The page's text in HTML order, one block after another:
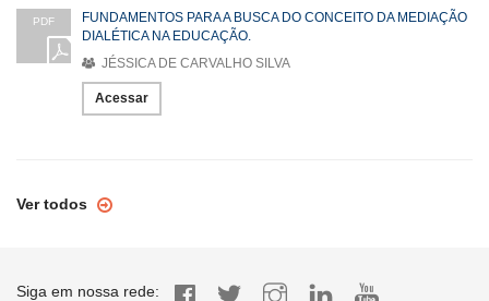
PDF
FUNDAMENTOS PARA A BUSCA DO CONCEITO DA MEDIAÇÃO
DIALÉTICA NA EDUCAÇÃO.
JÉSSICA DE CARVALHO SILVA
Acessar
Ver todos
Siga em nossa rede: